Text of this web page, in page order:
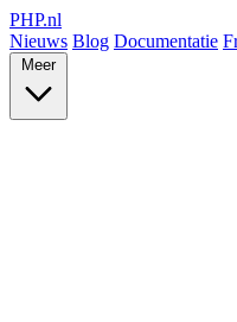
PHP.nl
Nieuws Blog Documentatie
Meer